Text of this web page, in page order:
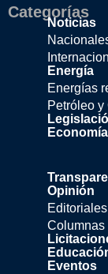
Categorías
Noticias
Energía
Energías
Petróleo y
Opinión
Editoriales
Columnas
Eventos